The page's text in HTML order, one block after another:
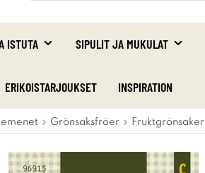
ISTUTA SIPULIT JA MUKULAT
ERIKOISTARJOUKSET INSPIRATION
Grönsaksfröer Fruktgrönsaker